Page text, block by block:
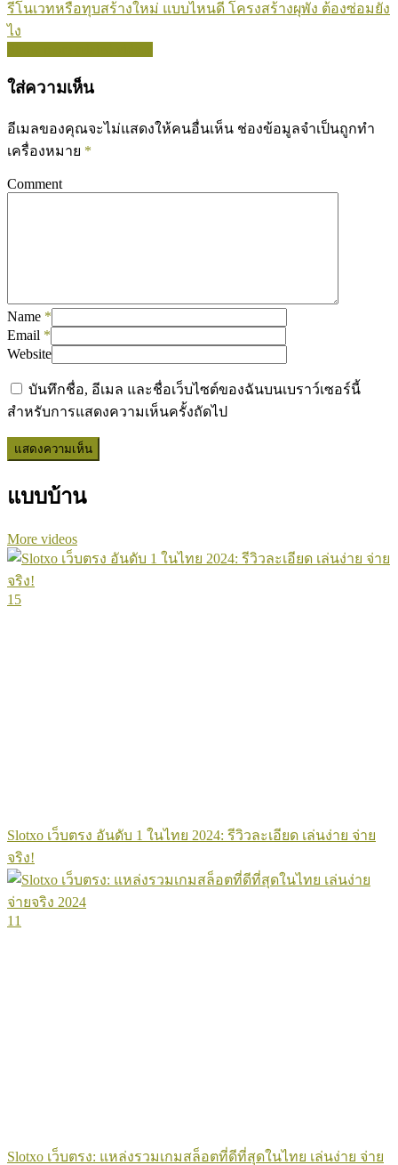
รีโนเวทหรือทุบสร้างใหม่ แบบไหนดี โครงสร้างผุพัง ต้องซ่อมยัง
ไง
ใส่ความเห็น
อีเมลของคุณจะไม่แสดงให้คนอื่นเห็น ช่องข้อมูลจำเป็นถูกทำ
เครื่องหมาย *
Comment
Name *
Email *
Website
บันทึกชื่อ, อีเมล และชื่อเว็บไซต์ของฉันบนเบราว์เซอร์นี้
สำหรับการแสดงความเห็นครั้งถัดไป
แบบบ้าน
More videos
15
Slotxo เว็บตรง อันดับ 1 ในไทย 2024: รีวิวละเอียด เล่นง่าย จ่าย
จริง!
11
Slotxo เว็บตรง: แหล่งรวมเกมสล็อตที่ดีที่สุดในไทย เล่นง่าย จ่าย